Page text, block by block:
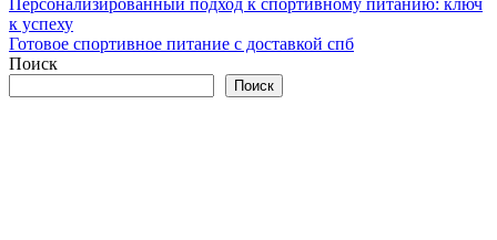
Навигация
по
записям
к успеху
Готовое спортивное питание с доставкой спб
Поиск
Поиск